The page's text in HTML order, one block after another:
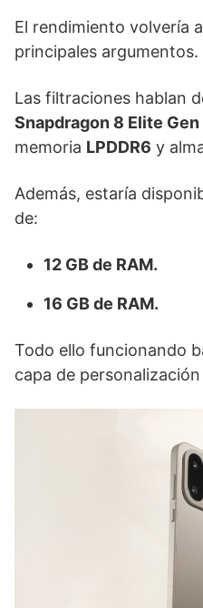
El rendimiento volvería
principales argumentos.
Las filtraciones hablan
Snapdragon 8 Elite Gen
memoria LPDDR6 y
Además, estaría
de:
12 GB de RAM.
16 GB de RAM.
Todo ello funcionando
capa de personalización